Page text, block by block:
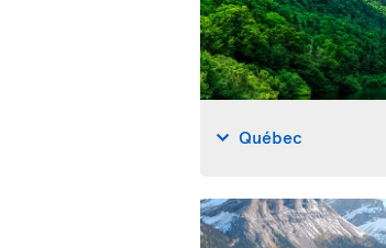
Québec